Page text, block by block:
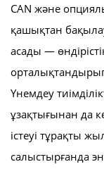
CAN және
қашықтан
асады —
орталықтандырып
Үнемдеу
ұзақтығынан да
істеуі тұрақты
салыстырғанда